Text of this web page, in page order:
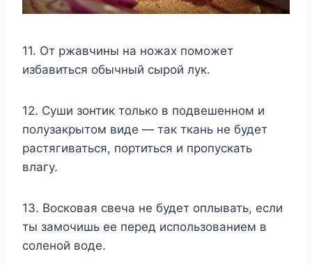
11. От ржавчины на ножах поможет
избавиться обычный сырой лук.
12. Суши зонтик только в подвешенном и
полузакрытом виде — так ткань не будет
растягиваться, портиться и пропускать
влагу.
13. Восковая свеча не будет оплывать, если
ты замочишь ее перед использованием в
соленой воде.